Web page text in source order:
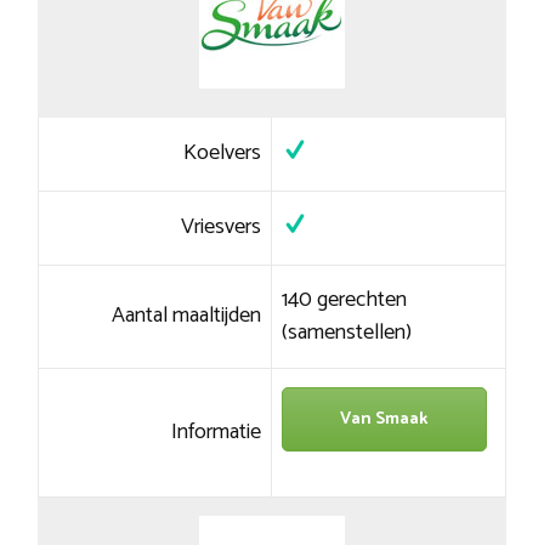
Koelvers
Vriesvers
Aantal maaltijden 140 gerechten
(samenstellen)
Informatie Van Smaak